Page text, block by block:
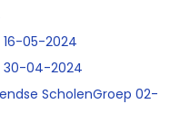
05-2024
30-04-2024
ScholenGroep 02-